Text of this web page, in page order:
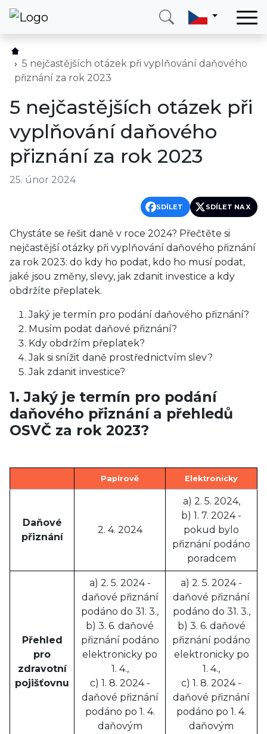
Služby
Země
O nás
Blog
Kontakt
5 nejčastějších otázek při vyplňování daňového
přiznání za rok 2023
5 nejčastějších otázek při
vyplňování daňového
přiznání za rok 2023
25. únor 2024
SDÍLET SDÍLET NA X
Chystáte se řešit daně v roce 2024? Přečtěte si
nejčastější otázky při vyplňování daňového přiznání
za rok 2023: do kdy ho podat, kdo ho musí podat,
jaké jsou změny, slevy, jak zdanit investice a kdy
obdržíte přeplatek.
Jaký je termín pro podání daňového přiznání?
Musím podat daňové přiznání?
Kdy obdržím přeplatek?
Jak si snížit daně prostřednictvím slev?
Jak zdanit investice?
1. Jaký je termín pro podání
daňového přiznání a přehledů
OSVČ za rok 2023?
Papírově Elektronicky
Daňové
přiznání
2. 4. 2024
a) 2. 5. 2024,
b) 1. 7. 2024 -
pokud bylo
přiznání podáno
poradcem
Přehled
pro
zdravotní
pojišťovnu
a) 2. 5. 2024 -
daňové přiznání
podáno do 31. 3.,
b) 3. 6. daňové
přiznání podáno
elektronicky po
1. 4.,
c) 1. 8. 2024 -
daňové přiznání
podáno po 1. 4.
daňovým
a) 2. 5. 2024 -
daňové přiznání
podáno do 31. 3.,
b) 3. 6. daňové
přiznání podáno
elektronicky po
1. 4.,
c) 1. 8. 2024 -
daňové přiznání
podáno po 1. 4.
daňovým